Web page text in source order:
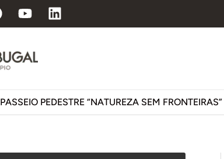
PASSEIO PEDESTRE “NATUREZA SEM